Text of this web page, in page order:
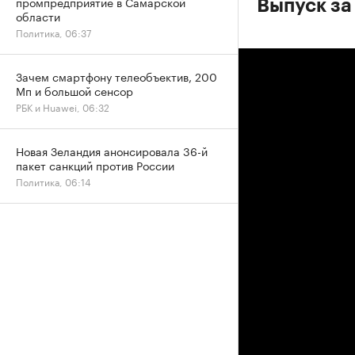
Выпуск
области
Политика, 06:37
Зачем смартфону телеобъектив, 200
Мп и большой сенсор
РБК и Huawei, 06:32
Новая Зеландия анонсировала 36-й
пакет санкций против России
Политика, 06:14